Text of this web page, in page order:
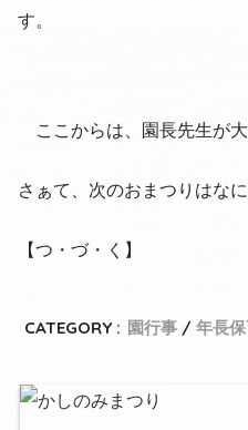
す。
ここからは、園長先生が大
さぁて、次のおまつりはな
【つ・づ・く】
CATEGORY : 園行事 年長